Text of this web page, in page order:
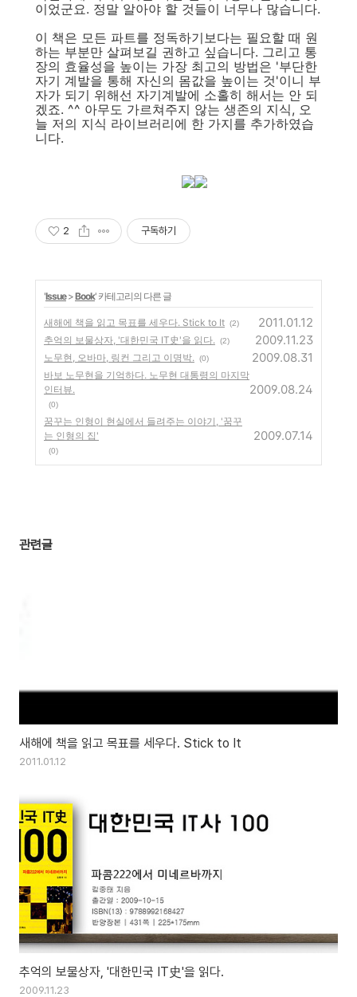
이었군요. 정말 알아야 할 것들이 너무나 많습니다.
이 책은 모든 파트를 정독하기보다는 필요할 때 원
하는 부분만 살펴보길 권하고 싶습니다. 그리고 통
장의 효율성을 높이는 가장 최고의 방법은 '부단한
자기 계발을 통해 자신의 몸값을 높이는 것'이니 부
자가 되기 위해선 자기계발에 소홀히 해서는 안 되
겠죠. ^^ 아무도 가르쳐주지 않는 생존의 지식, 오
늘 저의 지식 라이브러리에 한 가지를 추가하였습
니다.
2 구독하기
'Issue>Book' 카테고리의 다른 글
새해에 책을 읽고 목표를 세우다. Stick to It (2) 2011.01.12
추억의 보물상자, '대한민국 IT史'을 읽다. (2) 2009.11.23
노무현, 오바마, 링컨 그리고 이명박. (0) 2009.08.31
바보 노무현을 기억하다. 노무현 대통령의 마지막
인터뷰.
(0)
2009.08.24
꿈꾸는 인형이 현실에서 들려주는 이야기, '꿈꾸
는 인형의 집'
(0)
2009.07.14
관련글
새해에 책을 읽고 목표를 세우다. Stick to It
2011.01.12
추억의 보물상자, '대한민국 IT史'을 읽다.
2009.11.23